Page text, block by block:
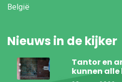
België
Nieuws in de kijker
Tantor en
kunnen